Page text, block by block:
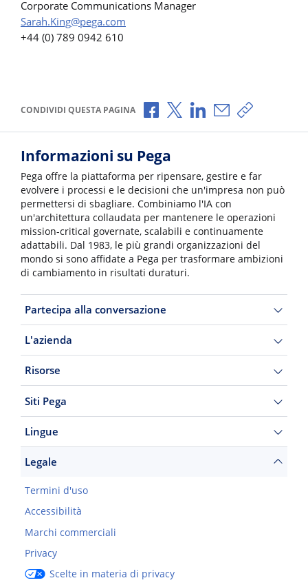
Corporate Communications Manager
Sarah.King@pega.com
+44 (0) 789 0942 610
CONDIVIDI QUESTA PAGINA Condividi via Facebook
Condividi via X
Condividi via
Condividi via e-
Copia link
Informazioni su Pega
Pega offre la piattaforma per ripensare, gestire e far
evolvere i processi e le decisioni che un'impresa non può
permettersi di sbagliare. Combiniamo l'IA con
un'architettura collaudata per mantenere le operazioni
mission-critical governate, scalabili e continuamente
adattabili. Dal 1983, le più grandi organizzazioni del
mondo si sono affidate a Pega per trasformare ambizioni
di cambiamento in risultati duraturi.
Partecipa alla conversazione
L'azienda
Risorse
Siti Pega
Lingue
Legale
Termini d'uso
Accessibilità
Marchi commerciali
Privacy
Scelte in materia di privacy